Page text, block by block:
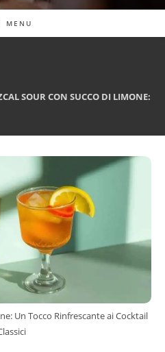
MENU
SOUR CON SUCCO DI LIMONE:
Un Tocco Rinfrescante ai Cocktail